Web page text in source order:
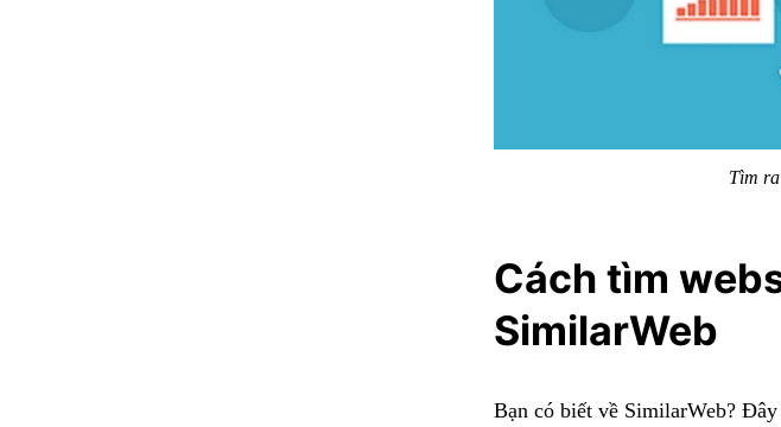
Tìm
Cách tìm
SimilarWeb
Bạn có biết về SimilarWeb?